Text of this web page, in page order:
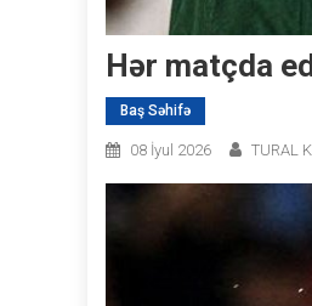
Hər matçda
Baş Səhifə
08 İyul 2026 TURAL